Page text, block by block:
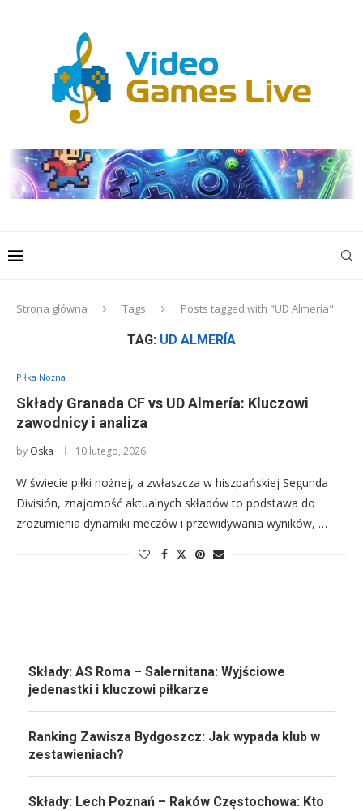
Strona główna Tags Posts tagged with "UD Almería"
TAG: UD ALMERÍA
Piłka Nożna
Składy Granada CF vs UD Almería: Kluczowi
zawodnicy i analiza
by Oska 10 lutego, 2026
W świecie piłki nożnej, a zwłaszcza w hiszpańskiej Segunda
División, znajomość aktualnych składów to podstawa do
zrozumienia dynamiki meczów i przewidywania wyników, …
Składy: AS Roma – Salernitana: Wyjściowe
jedenastki i kluczowi piłkarze
Ranking Zawisza Bydgoszcz: Jak wypada klub w
zestawieniach?
Składy: Lech Poznań – Raków Częstochowa: Kto